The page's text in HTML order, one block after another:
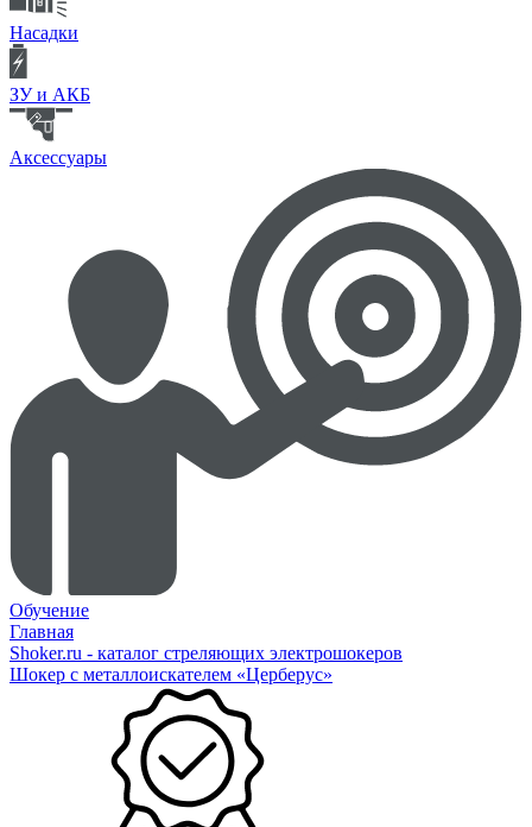
Насадки
ЗУ и АКБ
Аксессуары
Обучение
Главная
Shoker.ru - каталог стреляющих электрошокеров
Шокер с металлоискателем «Церберус»